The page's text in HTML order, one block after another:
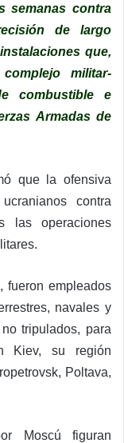
semanas contra
de largo
que,
militar-
combustible e
Armadas de
que la ofensiva
contra
las operaciones
fueron empleados
navales y
tripulados, para
Kiev, su región
Poltava,
Moscú figuran